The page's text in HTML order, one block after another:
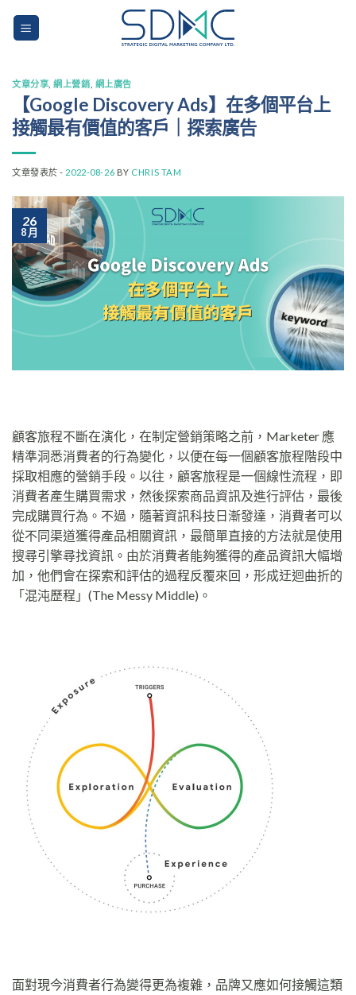
文章分享 ,網上營銷 網上廣告
【Google Discovery Ads】在多個平台上
接觸最有價值的客戶｜探索廣告
文章發表於 - 2022-08-26 BY CHRIS TAM
26
8 月
顧客旅程不斷在演化，在制定營銷策略之前，Marketer 應
精準洞悉消費者的行為變化，以便在每一個顧客旅程階段中
採取相應的營銷手段。以往，顧客旅程是一個線性流程，即
消費者產生購買需求，然後探索商品資訊及進行評估，最後
完成購買行為。不過，隨著資訊科技日漸發達，消費者可以
從不同渠道獲得產品相關資訊，最簡單直接的方法就是使用
搜尋引擎尋找資訊。由於消費者能夠獲得的產品資訊大幅增
加，他們會在探索和評估的過程反覆來回，形成迂迴曲折的
「混沌歷程」(The Messy Middle)。
面對現今消費者行為變得更為複雜，品牌又應如何接觸這類